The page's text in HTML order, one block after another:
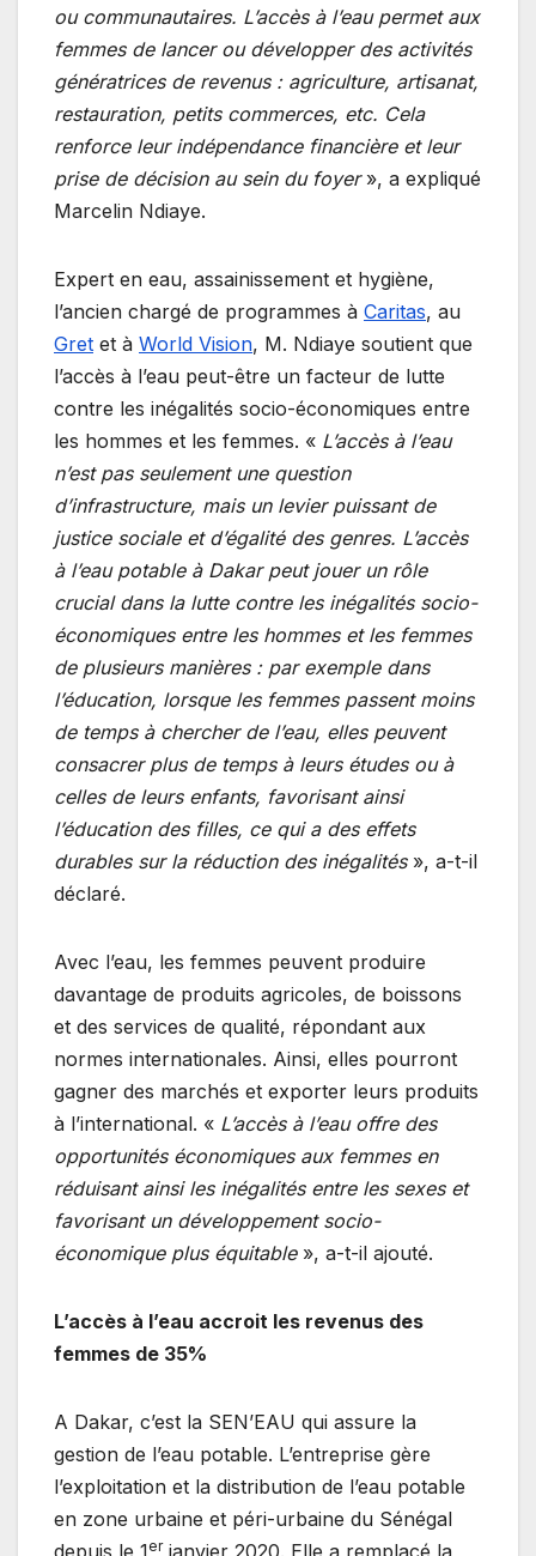
ou communautaires. L’accès à l’eau permet aux
femmes de lancer ou développer des activités
génératrices de revenus : agriculture, artisanat,
restauration, petits commerces, etc. Cela
renforce leur indépendance financière et leur
prise de décision au sein du foyer», a expliqué
Marcelin Ndiaye.
Expert en eau, assainissement et hygiène,
l’ancien chargé de programmes à Caritas, au
Gret et à World Vision, M. Ndiaye soutient que
l’accès à l’eau peut-être un facteur de lutte
contre les inégalités socio-économiques entre
les hommes et les femmes. « L’accès à l’eau
n’est pas seulement une question
d’infrastructure, mais un levier puissant de
justice sociale et d’égalité des genres. L’accès
à l’eau potable à Dakar peut jouer un rôle
crucial dans la lutte contre les inégalités socio-
économiques entre les hommes et les femmes
de plusieurs manières : par exemple dans
l’éducation, lorsque les femmes passent moins
de temps à chercher de l’eau, elles peuvent
consacrer plus de temps à leurs études ou à
celles de leurs enfants, favorisant ainsi
l’éducation des filles, ce qui a des effets
durables sur la réduction des inégalités», a-t-il
déclaré.
Avec l’eau, les femmes peuvent produire
davantage de produits agricoles, de boissons
et des services de qualité, répondant aux
normes internationales. Ainsi, elles pourront
gagner des marchés et exporter leurs produits
à l’international. « L’accès à l’eau offre des
opportunités économiques aux femmes en
réduisant ainsi les inégalités entre les sexes et
favorisant un développement socio-
économique plus équitable», a-t-il ajouté.
L’accès à l’eau accroit les revenus des
femmes de 35%
A Dakar, c’est la SEN’EAU qui assure la
gestion de l’eau potable. L’entreprise gère
l’exploitation et la distribution de l’eau potable
en zone urbaine et péri-urbaine du Sénégal
er